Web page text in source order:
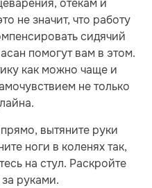
отекам и
не значит, что работу
сидячий
помогут вам в этом.
как можно чаще и
не только
прямо, вытяните руки
ноги в коленях так,
на стул. Раскройте
за руками.